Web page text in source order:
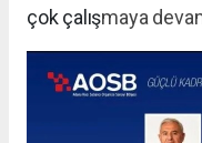
çok çalışmaya